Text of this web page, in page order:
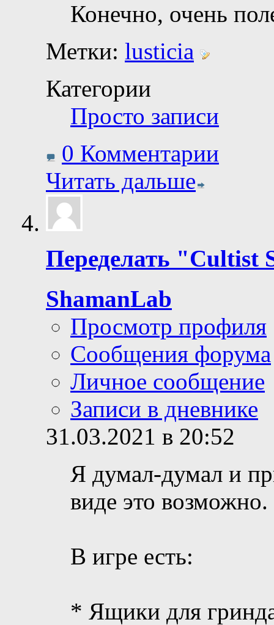
Конечно, очень
Метки: lusticia
Категории
Просто записи
0 Комментарии
Читать дальше
Переделать "Cultist
ShamanLab
Просмотр профиля
Сообщения форума
Личное сообщение
Записи в дневнике
31.03.2021 в 20:52
Я думал-думал и
виде это возможно.
В игре есть:
* Ящики для